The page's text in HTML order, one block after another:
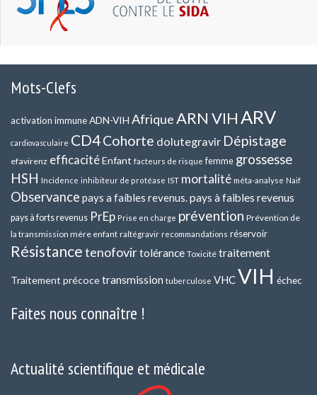
Mots-Clefs
activation immuneADN-VIH AfriqueARN VIHARV
cardiovasculaire CD4Cohorte dolutegravir Dépistage
efavirenz efficacitéEnfant facteurs de risque femme grossesse
HSH Incidence inhibiteur de protéase IST mortalité méta-analyse Naif
Observance pays a faibles revenus.pays à faibles revenus
pays à forts revenus PrEp Prise en charge prévention Prévention de
la transmission mère enfant raltégravir recommandations réservoir
Résistancetenofovirtolérance Toxicité traitement
Traitement précocetransmission tuberculose VHCVIH échec
Faites nous connaître !
Actualité scientifique et médicale